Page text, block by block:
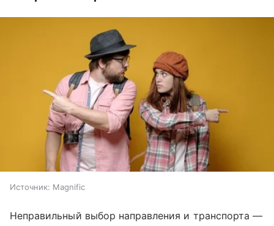
Источник: Magnific
Неправильный выбор направления и транспорта —